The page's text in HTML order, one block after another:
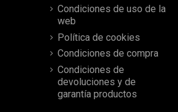
Condiciones de uso de la
web
Política de cookies
Condiciones de compra
Condiciones de
devoluciones y de
garantía productos